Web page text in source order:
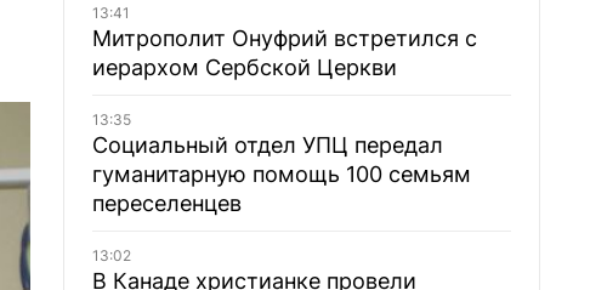
13:41
Митрополит Онуфрий встретился с
иерархом Сербской Церкви
13:35
Социальный отдел УПЦ передал
гуманитарную помощь 100 семьям
переселенцев
13:02
В Канаде христианке провели